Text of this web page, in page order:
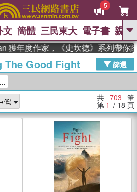
5
GO
熱搜： 東野圭吾 、 高希均教授回憶錄
、 The Odyssey 、 父親節 、 如果歷
獎 臺灣漫遊錄 、 方念華 、 台灣的李
登輝時代
數學女孩：黎曼猜想 、
偉大的迷走神經
文 簡體 三民東大 電子書 親子
作家，《史坎德》系列帶你踏上熱
The Good Fight
篩選
共 703 筆
第 1 / 18 頁